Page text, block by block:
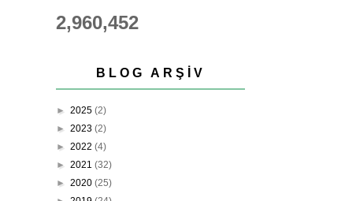
2,960,452
BLOG ARŞIV
► 2025 (2)
► 2023 (2)
► 2022 (4)
► 2021 (32)
► 2020 (25)